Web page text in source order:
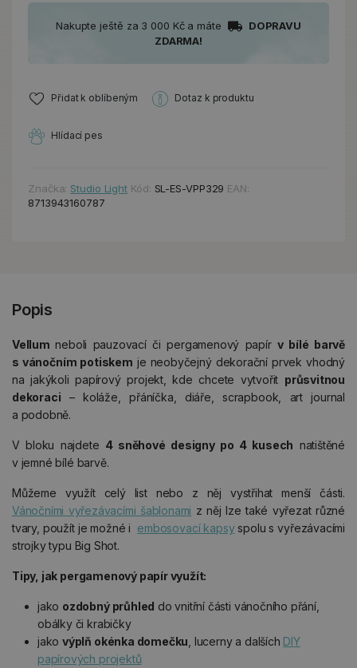
Nakupte ještě za 3 000 Kč a máte
DOPRAVU
ZDARMA!
Přidat k oblíbeným Dotaz k produktu
Hlídací pes
Značka: Studio Light Kód: SL-ES-VPP329 EAN:
8713943160787
Popis
Vellumneboli pauzovací či pergamenový papírv bílé barvě
s vánočním potiskem je neobyčejný dekorační prvek vhodný
na jakýkoli papírový projekt, kde chcete vytvořit průsvitnou
dekoraci – koláže, přáníčka, diáře, scrapbook, art journal
a podobně.
V bloku najdete 4 sněhové designy po 4 kusech natištěné
v jemné bílé barvě.
Můžeme využít celý list nebo z něj vystřihat menší části.
Vánočními vyřezávacími šablonami z něj lze také vyřezat různé
tvary, použít je možné i embosovací kapsyspolu s vyřezávacími
strojky typu Big Shot.
Tipy, jak pergamenový papír využít:
jako ozdobný průhled do vnitřní části vánočního přání,
obálky či krabičky
jakovýplň okénka domečku , lucerny a dalších DIY
papírových projektů